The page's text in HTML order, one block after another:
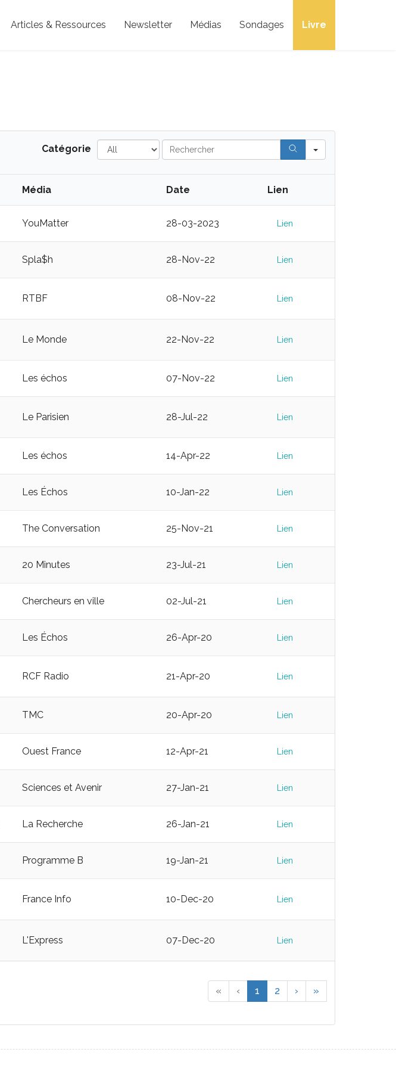
Articles & Ressources Newsletter Médias Sondages Livre
Catégorie All Search
Média Date Lien
YouMatter 28-03-2023 Lien
Spla$h 28-Nov-22 Lien
RTBF 08-Nov-22 Lien
Le Monde 22-Nov-22 Lien
Les échos 07-Nov-22 Lien
Le Parisien 28-Jul-22 Lien
Les échos 14-Apr-22 Lien
Les Échos 10-Jan-22 Lien
The Conversation 25-Nov-21 Lien
20 Minutes 23-Jul-21 Lien
Chercheurs en ville 02-Jul-21 Lien
Les Échos 26-Apr-20 Lien
RCF Radio 21-Apr-20 Lien
TMC 20-Apr-20 Lien
Ouest France 12-Apr-21 Lien
Sciences et Avenir 27-Jan-21 Lien
La Recherche 26-Jan-21 Lien
Programme B 19-Jan-21 Lien
France Info 10-Dec-20 Lien
L'Express 07-Dec-20 Lien
« ‹ 1 2 › »